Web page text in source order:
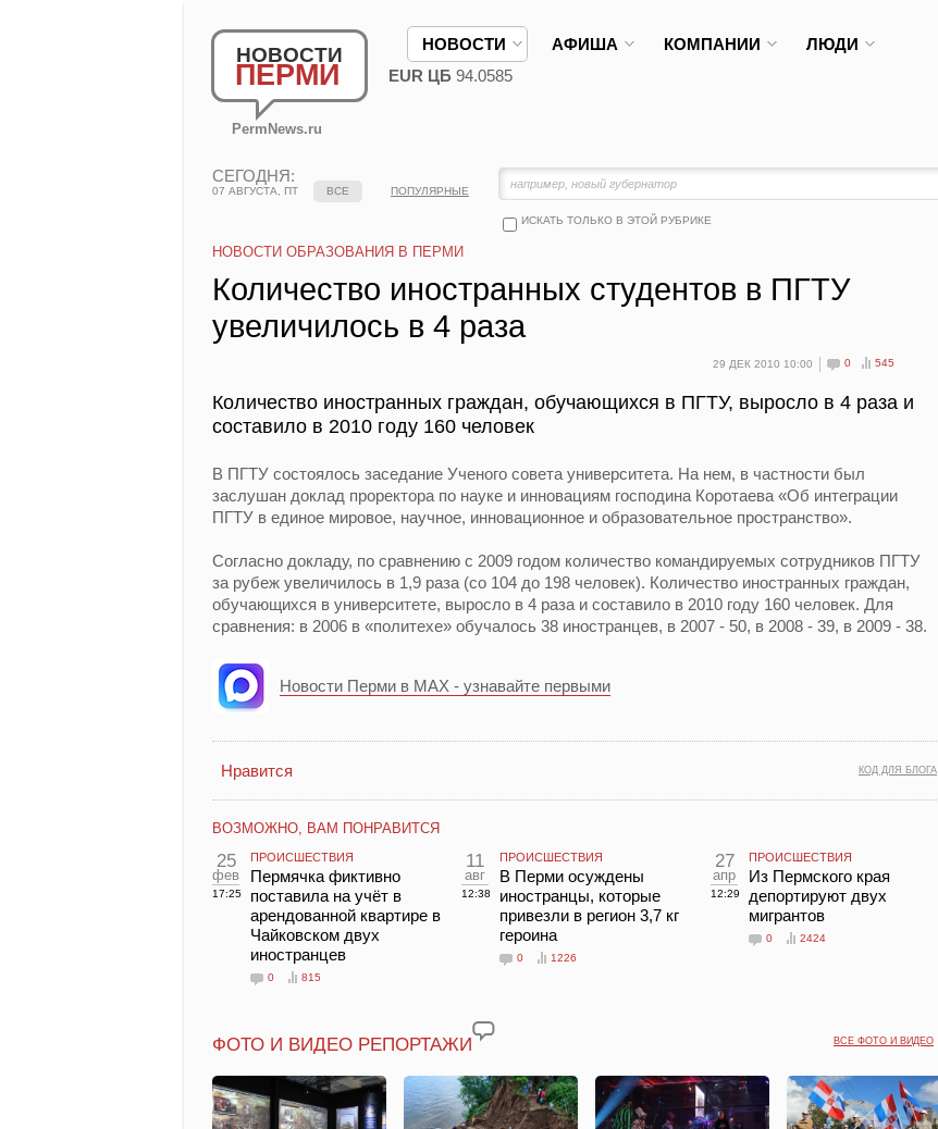
НОВОСТИ
ПЕРМИ
PermNews.ru
НОВОСТИ АФИША КОМПАНИИ ЛЮДИ
EUR ЦБ 94.0585
СЕГОДНЯ:
07 АВГУСТА, ПТ
ИСКАТЬ ТОЛЬКО В ЭТОЙ РУБРИКЕ
ВСЕ ПОПУЛЯРНЫЕ
НОВОСТИ ОБРАЗОВАНИЯ В ПЕРМИ
Количество иностранных студентов в ПГТУ
увеличилось в 4 раза
29 ДЕК 2010 10:00 0 545
Количество иностранных граждан, обучающихся в ПГТУ, выросло в 4 раза и
составило в 2010 году 160 человек
В ПГТУ состоялось заседание Ученого совета университета. На нем, в частности был
заслушан доклад проректора по науке и инновациям господина Коротаева «Об интеграции
ПГТУ в единое мировое, научное, инновационное и образовательное пространство».
Согласно докладу, по сравнению с 2009 годом количество командируемых сотрудников ПГТУ
за рубеж увеличилось в 1,9 раза (со 104 до 198 человек). Количество иностранных граждан,
обучающихся в университете, выросло в 4 раза и составило в 2010 году 160 человек. Для
сравнения: в 2006 в «политехе» обучалось 38 иностранцев, в 2007 - 50, в 2008 - 39, в 2009 - 38.
Новости Перми в MAX - узнавайте первыми
КОД ДЛЯ БЛОГА
Нравится
ВОЗМОЖНО, ВАМ ПОНРАВИТСЯ
25
фев
17:25
ПРОИСШЕСТВИЯ
Пермячка фиктивно
поставила на учёт в
арендованной квартире в
Чайковском двух
иностранцев
0 815
11
авг
12:38
ПРОИСШЕСТВИЯ
В Перми осуждены
иностранцы, которые
привезли в регион 3,7 кг
героина
0 1226
27
апр
12:29
ПРОИСШЕСТВИЯ
Из Пермского края
депортируют двух
мигрантов
0 2424
ВСЕ ФОТО И ВИДЕО
ФОТО И ВИДЕО РЕПОРТАЖИ